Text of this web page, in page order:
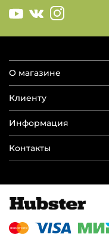
О магазине
Клиенту
Информация
Контакты